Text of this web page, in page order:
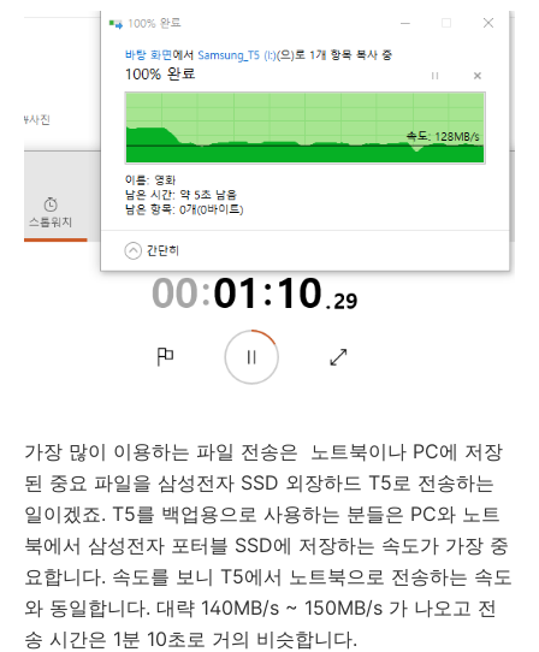
가장 많이 이용하는 파일 전송은 노트북이나 PC에 저장
된 중요 파일을 삼성전자 SSD 외장하드 T5로 전송하는
일이겠죠. T5를 백업용으로 사용하는 분들은 PC와 노트
북에서 삼성전자 포터블 SSD에 저장하는 속도가 가장 중
요합니다. 속도를 보니 T5에서 노트북으로 전송하는 속도
와 동일합니다. 대략 140MB/s ~ 150MB/s 가 나오고 전
송 시간은 1분 10초로 거의 비슷합니다.